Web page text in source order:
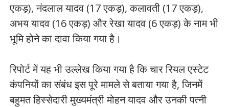
एकड़), नंदलाल यादव (17 एकड़), कलावती (17 एकड़),
अभय यादव (16 एकड़) और रेखा यादव (6 एकड़) के नाम भी
भूमि होने का दावा किया गया है।
रिपोर्ट में यह भी उल्लेख किया गया है कि चार रियल एस्टेट
कंपनियों का संबंध इस पूरे मामले से बताया गया है, जिनमें
बहुमत हिस्सेदारी मुख्यमंत्री मोहन यादव और उनकी पत्नी